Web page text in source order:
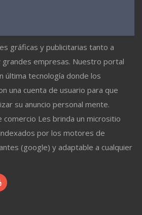
gráficas y publicitarias tanto a
grandes empresas. Nuestro portal
última tecnología donde los
una cuenta de usuario para que
su anuncio personal mente.
Les brinda un micrositio
por los motores de
(google) y adaptable a cualquier